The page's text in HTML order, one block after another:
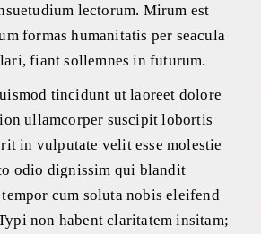
lectorum. Mirum est
formas humanitatis per seacula
fiant sollemnes in futurum.
tincidunt ut laoreet dolore
ullamcorper suscipit lobortis
in vulputate velit esse molestie
odio dignissim qui blandit
cum soluta nobis eleifend
non habent claritatem insitam;